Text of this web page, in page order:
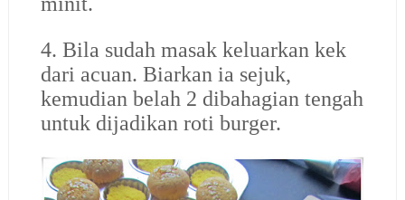
4. Bila sudah masak keluarkan kek
dari acuan. Biarkan ia sejuk,
kemudian belah 2 dibahagian tengah
untuk dijadikan roti burger.